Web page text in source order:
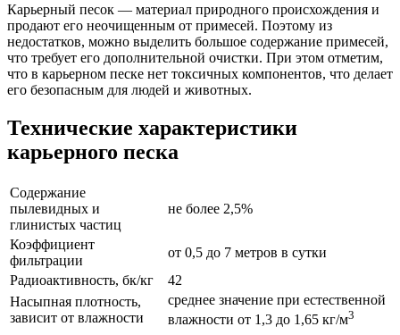
Карьерный песок — материал природного происхождения и
продают его неочищенным от примесей. Поэтому из
недостатков, можно выделить большое содержание примесей,
что требует его дополнительной очистки. При этом отметим,
что в карьерном песке нет токсичных компонентов, что делает
его безопасным для людей и животных.
Технические характеристики
карьерного песка
Содержание
пылевидных и
глинистых частиц
не более 2,5%
Коэффициент
фильтрации
от 0,5 до 7 метров в сутки
Радиоактивность, бк/кг
42
Насыпная плотность,
зависит от влажности
среднее значение при естественной
влажности от 1,3 до 1,65 кг/м3